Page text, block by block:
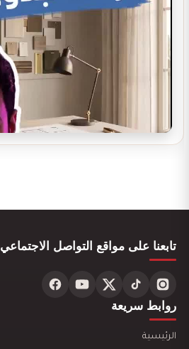
تصميم ديكور بوفية و كافيتيريا
تصميم ديكور محل ألعاب أطفال مودرن
تابعنا على مواقع التواصل الاجتماعي
روابط سريعة
الرئيسية